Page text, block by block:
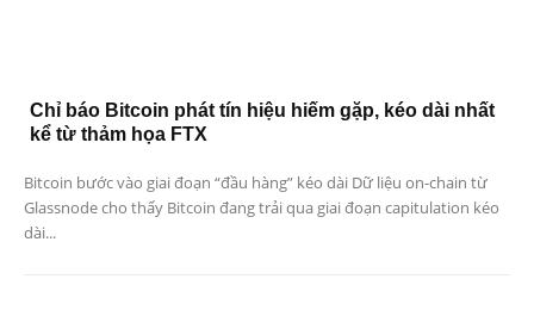
Chỉ báo Bitcoin phát tín hiệu hiếm gặp, kéo dài nhất
kể từ thảm họa FTX
Bitcoin bước vào giai đoạn “đầu hàng” kéo dài Dữ liệu on-chain từ
Glassnode cho thấy Bitcoin đang trải qua giai đoạn capitulation kéo
dài...